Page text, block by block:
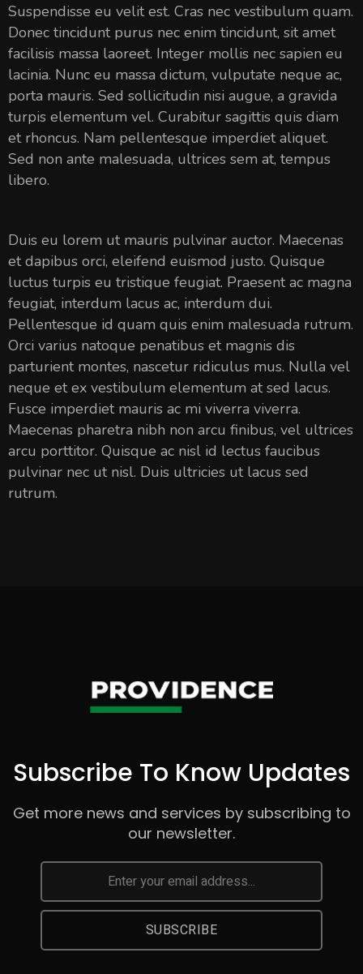
Suspendisse eu velit est. Cras nec vestibulum quam.
Donec tincidunt purus nec enim tincidunt, sit amet
facilisis massa laoreet. Integer mollis nec sapien eu
lacinia. Nunc eu massa dictum, vulputate neque ac,
porta mauris. Sed sollicitudin nisi augue, a gravida
turpis elementum vel. Curabitur sagittis quis diam
et rhoncus. Nam pellentesque imperdiet aliquet.
Sed non ante malesuada, ultrices sem at, tempus
libero.
Duis eu lorem ut mauris pulvinar auctor. Maecenas
et dapibus orci, eleifend euismod justo. Quisque
luctus turpis eu tristique feugiat. Praesent ac magna
feugiat, interdum lacus ac, interdum dui.
Pellentesque id quam quis enim malesuada rutrum.
Orci varius natoque penatibus et magnis dis
parturient montes, nascetur ridiculus mus. Nulla vel
neque et ex vestibulum elementum at sed lacus.
Fusce imperdiet mauris ac mi viverra viverra.
Maecenas pharetra nibh non arcu finibus, vel ultrices
arcu porttitor. Quisque ac nisl id lectus faucibus
pulvinar nec ut nisl. Duis ultricies ut lacus sed
rutrum.
Subscribe To Know Updates
Get more news and services by subscribing to
our newsletter.
SUBSCRIBE